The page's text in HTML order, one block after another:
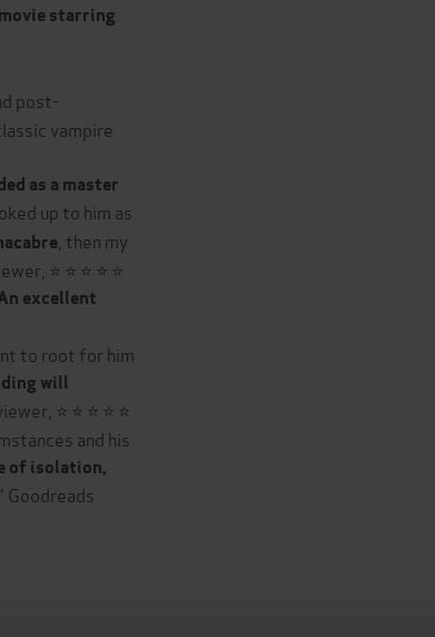
starring
post-
vampire
as a master
up to him as
, then my
⭐ ⭐ ⭐ ⭐ ⭐
excellent
to root for him
will
⭐ ⭐ ⭐ ⭐ ⭐
and his
of isolation,
' Goodreads